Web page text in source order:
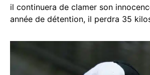
il continuera de clamer son
année de détention, il perdra 35